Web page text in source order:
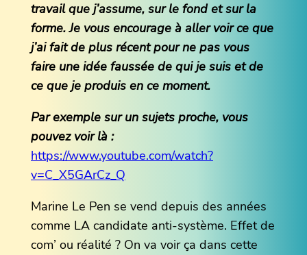
travail que j’assume, sur le fond et sur la
forme. Je vous encourage à aller voir ce que
j’ai fait de plus récent pour ne pas vous
faire une idée faussée de qui je suis et de
ce que je produis en ce moment.
Par exemple sur un sujets proche, vous
pouvez voir là :
https://www.youtube.com/watch?
v=C_X5GArCz_Q
Marine Le Pen se vend depuis des années
comme LA candidate anti-système. Effet de
com’ ou réalité ? On va voir ça dans cette